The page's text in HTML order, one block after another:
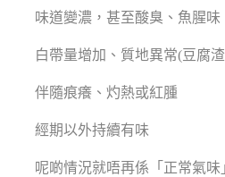
味道變濃，甚至酸臭、魚腥味
白帶量增加、質地異常(豆腐
伴隨痕癢、灼熱或紅腫
經期以外持續有味
呢啲情況就唔再係「正常氣味